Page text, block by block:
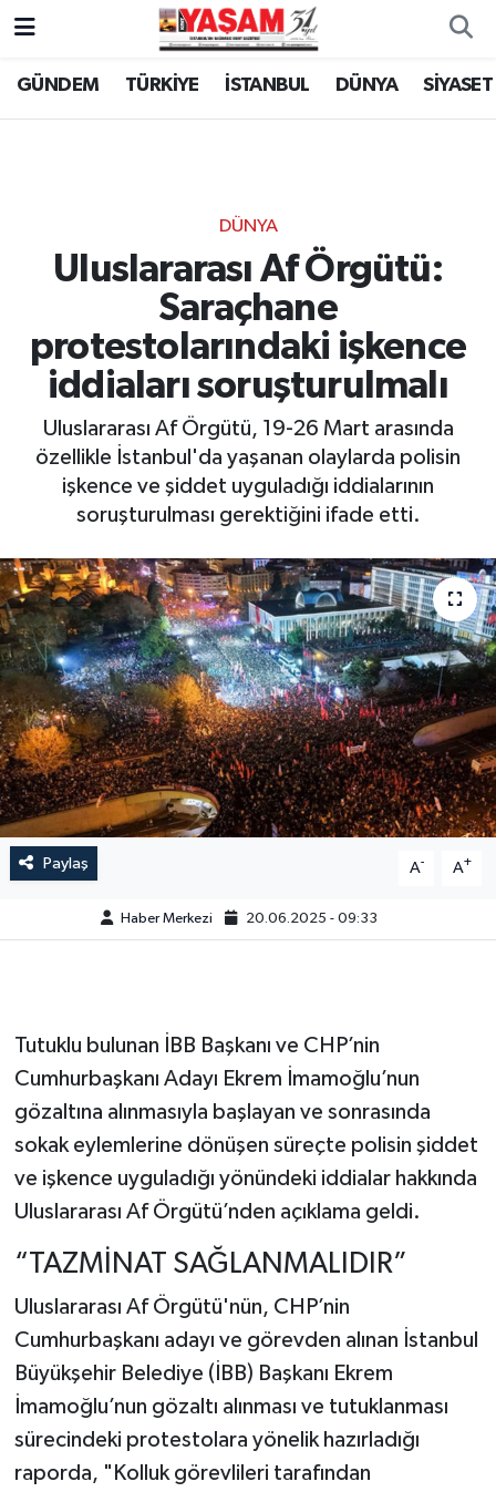
GÜNDEM TÜRKİYE İSTANBUL DÜNYA SİYASET
DÜNYA
Uluslararası Af Örgütü:
Saraçhane
protestolarındaki işkence
iddiaları soruşturulmalı
Uluslararası Af Örgütü, 19-26 Mart arasında
özellikle İstanbul'da yaşanan olaylarda polisin
işkence ve şiddet uyguladığı iddialarının
soruşturulması gerektiğini ifade etti.
Paylaş A- A+
Haber Merkezi 20.06.2025 - 09:33
Tutuklu bulunan İBB Başkanı ve CHP’nin
Cumhurbaşkanı Adayı Ekrem İmamoğlu’nun
gözaltına alınmasıyla başlayan ve sonrasında
sokak eylemlerine dönüşen süreçte polisin şiddet
ve işkence uyguladığı yönündeki iddialar hakkında
Uluslararası Af Örgütü’nden açıklama geldi.
“TAZMİNAT SAĞLANMALIDIR”
Uluslararası Af Örgütü'nün, CHP’nin
Cumhurbaşkanı adayı ve görevden alınan İstanbul
Büyükşehir Belediye (İBB) Başkanı Ekrem
İmamoğlu’nun gözaltı alınması ve tutuklanması
sürecindeki protestolara yönelik hazırladığı
raporda, "Kolluk görevlileri tarafından